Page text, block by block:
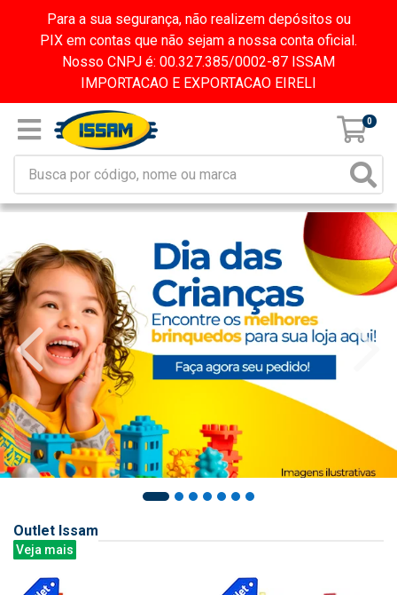
Para a sua segurança, não realizem depósitos ou
PIX em contas que não sejam a nossa conta oficial.
Nosso CNPJ é: 00.327.385/0002-87 ISSAM
IMPORTACAO E EXPORTACAO EIRELI
0
Outlet Issam
Veja mais